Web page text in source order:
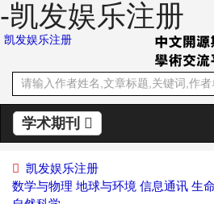
-凯发娱乐注册
凯发娱乐注册
学术期刊
凯发娱乐注册
数学与物理 地球与环境 信息通讯 生